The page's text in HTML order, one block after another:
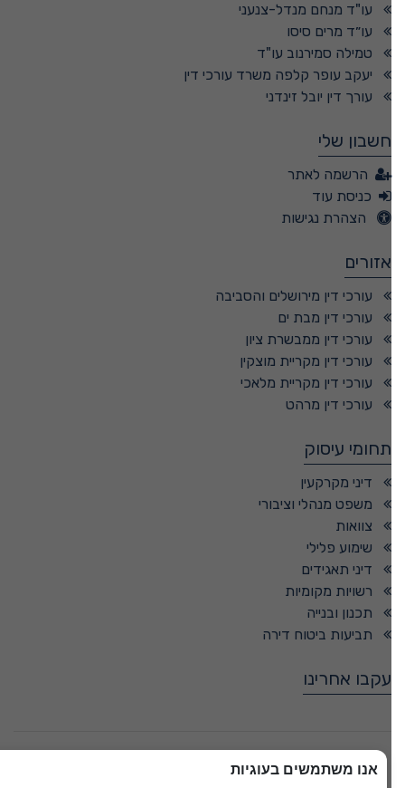
עו"ד מנחם מנדל-צנעני
עו״ד מרים סיסו
טמילה סמירנוב עו"ד
יעקב עופר קלפה משרד עורכי דין
עורך דין יובל זינדני
חשבון שלי
הרשמה לאתר
כניסת עוד
הצהרת נגישות
אזורים
עורכי דין מירושלים והסביבה
עורכי דין מבת ים
עורכי דין ממבשרת ציון
עורכי דין מקריית מוצקין
עורכי דין מקריית מלאכי
עורכי דין מרהט
תחומי עיסוק
דיני מקרקעין
משפט מנהלי וציבורי
צוואות
שימוע פלילי
דיני תאגידים
רשויות מקומיות
תכנון ובנייה
תביעות ביטוח דירה
עקבו אחרינו
אנו משתמשים בעוגיות